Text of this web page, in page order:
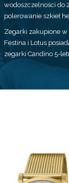
wodoszczelności do
polerowanie szkieł
Zegarki zakupione
Festina i Lotus
zegarki Candino 5-